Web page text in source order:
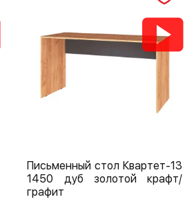
Письменный стол Квартет-13
1450 дуб золотой крафт/
графит